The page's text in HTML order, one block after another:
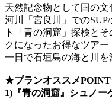
天然記念物として国の
河川「宮良川」での
ト「青の洞窟」探検と
クになったお得なツアー
一日で石垣島の海と川を
★プランオススメ
1) 『青の洞窟』シュノー